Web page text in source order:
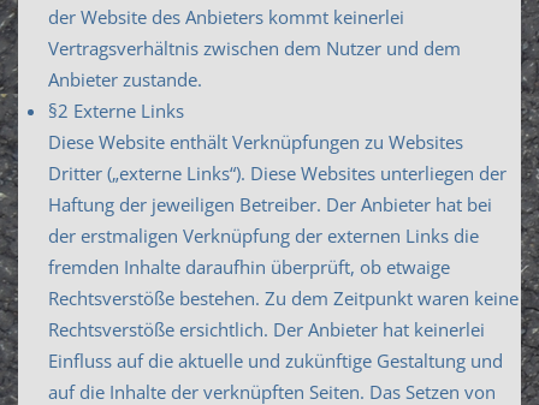
der Website des Anbieters kommt keinerlei
Vertragsverhältnis zwischen dem Nutzer und dem
Anbieter zustande.
§2 Externe Links
Diese Website enthält Verknüpfungen zu Websites
Dritter („externe Links“). Diese Websites unterliegen der
Haftung der jeweiligen Betreiber. Der Anbieter hat bei
der erstmaligen Verknüpfung der externen Links die
fremden Inhalte daraufhin überprüft, ob etwaige
Rechtsverstöße bestehen. Zu dem Zeitpunkt waren keine
Rechtsverstöße ersichtlich. Der Anbieter hat keinerlei
Einfluss auf die aktuelle und zukünftige Gestaltung und
auf die Inhalte der verknüpften Seiten. Das Setzen von